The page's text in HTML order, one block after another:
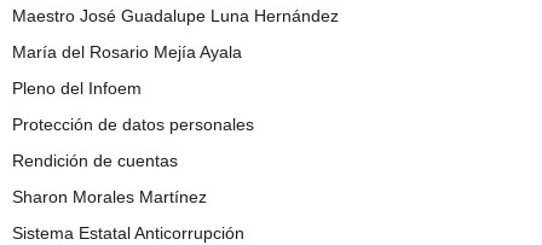
Maestro José Guadalupe Luna Hernández
María del Rosario Mejía Ayala
Pleno del Infoem
Protección de datos personales
Rendición de cuentas
Sharon Morales Martínez
Sistema Estatal Anticorrupción